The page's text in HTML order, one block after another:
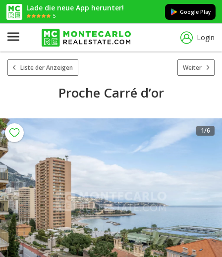
Lade die neue App herunter!
5
Google Play
Login
Liste der Anzeigen Weiter
Proche Carré d’or
1/6